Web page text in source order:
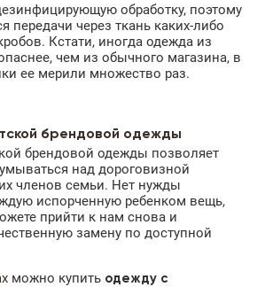
обработку, поэтому
передачи через ткань каких-либо
Кстати, иногда одежда из
чем из обычного магазина, в
ее мерили множество раз.
брендовой одежды
брендовой одежды позволяет
над дороговизной
членов семьи. Нет нужды
испорченную ребенком вещь,
прийти к нам снова и
замену по доступной
можно купить одежду с